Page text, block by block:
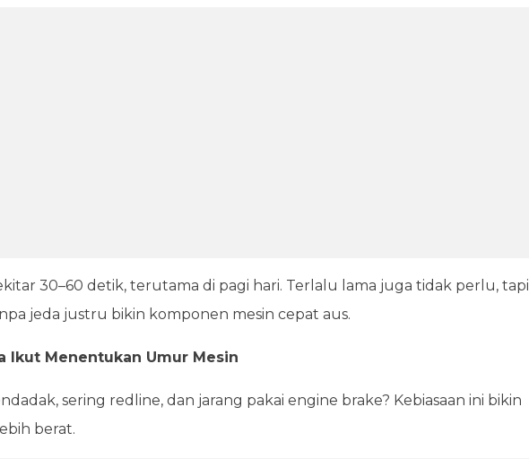
30–60 detik, terutama di pagi hari. Terlalu lama juga tidak perlu, tapi
jeda justru bikin komponen mesin cepat aus.
Ikut Menentukan Umur Mesin
sering redline, dan jarang pakai engine brake? Kebiasaan ini bikin
berat.